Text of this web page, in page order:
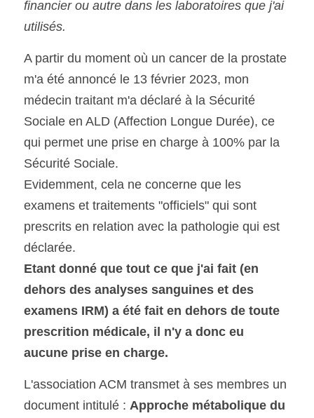
financier ou autre dans les laboratoires que j'ai
utilisés.
A partir du moment où un cancer de la prostate
m'a été annoncé le 13 février 2023, mon
médecin traitant m'a déclaré à la Sécurité
Sociale en ALD (Affection Longue Durée), ce
qui permet une prise en charge à 100% par la
Sécurité Sociale.
Evidemment, cela ne concerne que les
examens et traitements "officiels" qui sont
prescrits en relation avec la pathologie qui est
déclarée.
Etant donné que tout ce que j'ai fait (en
dehors des analyses sanguines et des
examens IRM) a été fait en dehors de toute
prescrition médicale, il n'y a donc eu
aucune prise en charge.
L'association ACM transmet à ses membres un
document intitulé : Approche métabolique du